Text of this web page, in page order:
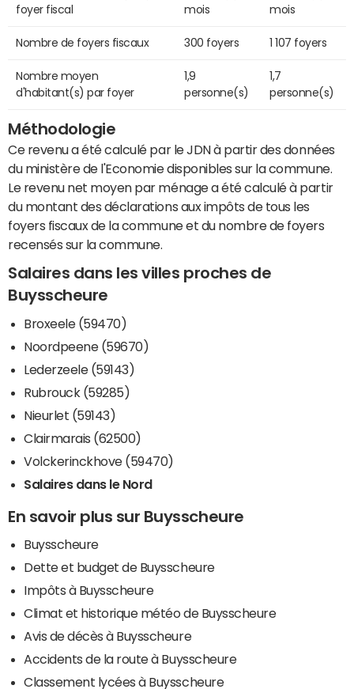
foyer fiscal
mois
mois
Nombre de foyers fiscaux 300 foyers 1 107 foyers
Nombre moyen
d'habitant(s) par foyer
1,9
personne(s)
1,7
personne(s)
Méthodologie
Ce revenu a été calculé par le JDN à partir des données
du ministère de l'Economie disponibles sur la commune.
Le revenu net moyen par ménage a été calculé à partir
du montant des déclarations aux impôts de tous les
foyers fiscaux de la commune et du nombre de foyers
recensés sur la commune.
Salaires dans les villes proches de
Buysscheure
Broxeele (59470)
Noordpeene (59670)
Lederzeele (59143)
Rubrouck (59285)
Nieurlet (59143)
Clairmarais (62500)
Volckerinckhove (59470)
Salaires dans le Nord
En savoir plus sur Buysscheure
Buysscheure
Dette et budget de Buysscheure
Impôts à Buysscheure
Climat et historique météo de Buysscheure
Avis de décès à Buysscheure
Accidents de la route à Buysscheure
Classement lycées à Buysscheure